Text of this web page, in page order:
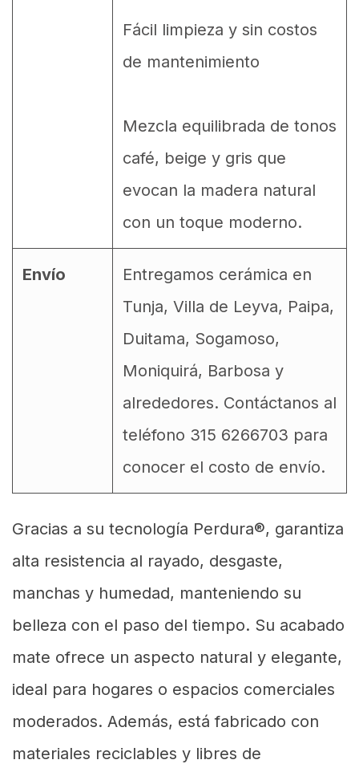
Fácil limpieza y sin costos
de mantenimiento
Mezcla equilibrada de tonos
café, beige y gris que
evocan la madera natural
con un toque moderno.
Envío
Entregamos cerámica en
Tunja, Villa de Leyva, Paipa,
Duitama, Sogamoso,
Moniquirá, Barbosa y
alrededores. Contáctanos al
teléfono 315 6266703 para
conocer el costo de envío.
Gracias a su tecnología Perdura®, garantiza
alta resistencia al rayado, desgaste,
manchas y humedad, manteniendo su
belleza con el paso del tiempo. Su acabado
mate ofrece un aspecto natural y elegante,
ideal para hogares o espacios comerciales
moderados. Además, está fabricado con
materiales reciclables y libres de